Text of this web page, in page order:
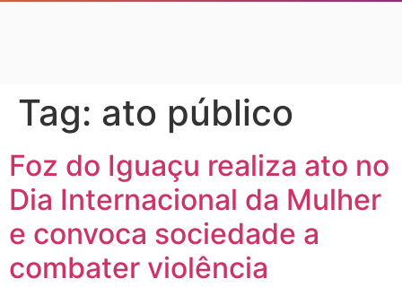
Tag: ato público
Foz do Iguaçu realiza ato no
Dia Internacional da Mulher
e convoca sociedade a
combater violência